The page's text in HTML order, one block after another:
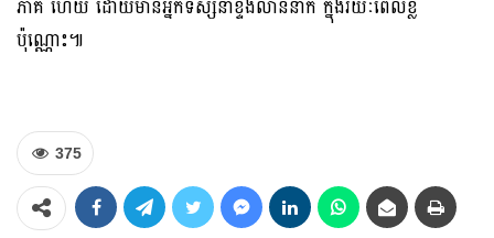
ភាគ ហើយ ដោយមានអ្នកទស្សនាខ្ទង់លាននាក់ ក្នុងរយៈពេលខ្លី
ប៉ុណ្ណោះ៕
375